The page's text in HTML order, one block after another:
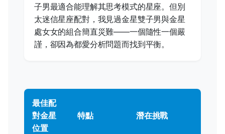
子男最適合能理解其思考模式的星座。但別
太迷信星座配對，我見過金星雙子男與金星
處女女的組合簡直災難——一個隨性一個嚴
謹，卻因為都愛分析問題而找到平衡。
最佳配
對金星
位置
特點 潛在挑戰